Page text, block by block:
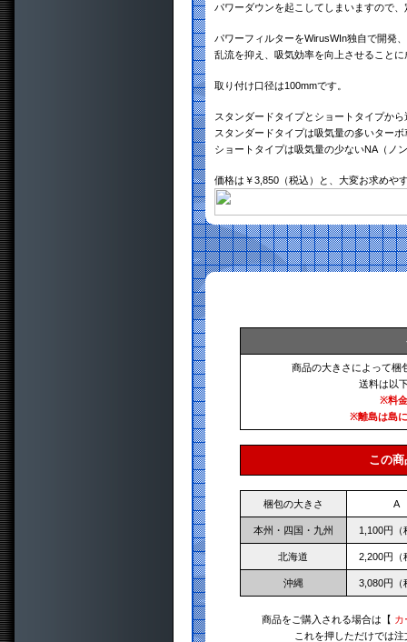
パワーダウンを起こしてしまいますので
パワーフィルターをWirusWIn独自で開発
乱流を抑え、吸気効率を向上させること
取り付け口径は100mmです。
スタンダードタイプとショートタイプか
スタンダードタイプは吸気量の多いター
ショートタイプは吸気量の少ないNA（ノ
価格は￥3,850（税込）と、大変お求めや
商品の大きさによって梱
送料は以
※料
※離島は島
この
梱包の大きさ A
本州・四国・九州 1,100円（
北海道 2,200円（
沖縄 3,080円（
商品をご購入される場合は【 カ
これを押しただけでは